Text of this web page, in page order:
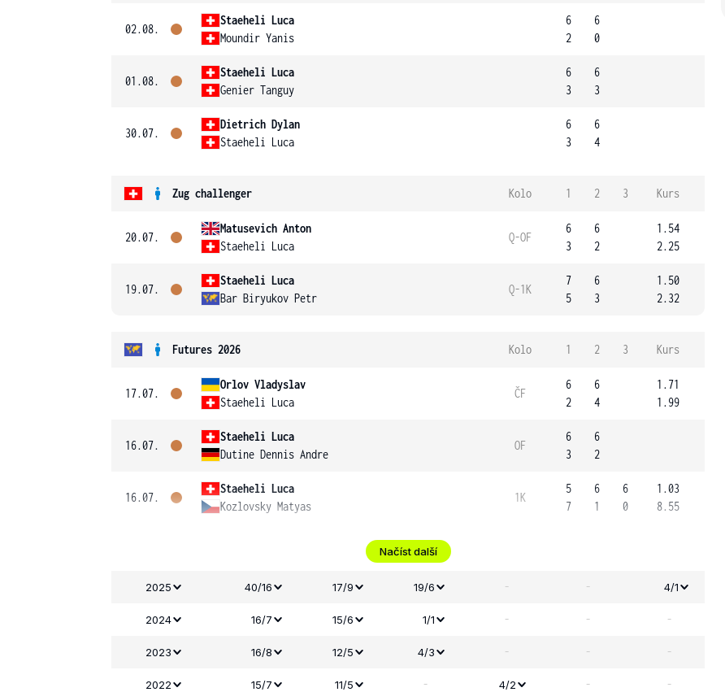
02.08.
Staeheli Luca
Moundir Yanis
6
2
6
0
01.08.
Staeheli Luca
Genier Tanguy
6
3
6
3
30.07.
Dietrich Dylan
Staeheli Luca
6
3
6
4
Zug challenger Kolo 1 2 3 Kurs
20.07.
Matusevich Anton
Staeheli Luca
Q-OF
6
3
6
2
1.54
2.25
19.07.
Staeheli Luca
Bar Biryukov Petr
Q-1K
7
5
6
3
1.50
2.32
Futures 2026 Kolo 1 2 3 Kurs
17.07.
Orlov Vladyslav
Staeheli Luca
ČF
6
2
6
4
1.71
1.99
16.07.
Staeheli Luca
Dutine Dennis Andre
OF
6
3
6
2
16.07.
Staeheli Luca
Kozlovsky Matyas
1K
5
7
6
1
6
0
1.03
8.55
Načíst další
2025 40/16 17/9 19/6 - - 4/1
2024 16/7 15/6 1/1 - - -
2023 16/8 12/5 4/3 - - -
2022 15/7 11/5 - 4/2 - -